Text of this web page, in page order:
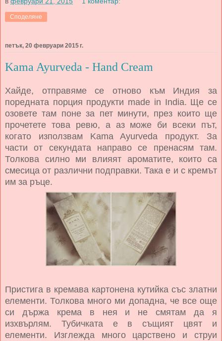
Споделяне
петък, 20 февруари 2015 г.
Kama Ayurveda - Hand Cream
Хайде, отправяме се отново към Индия за
поредната порция продукти made in India. Ще се
озовете там поне за пет минути, през които ще
прочетете това ревю, а аз може би всеки път,
когато използвам Kama Ayurveda продукт. За
части от секундата направо се пренасям там.
Толкова силно ми влияят ароматите, които са
смесица от различни подправки. Така е и с кремът
им за ръце.
Пристига в кремава картонена кутийка със златни
елементи. Толкова много ми допадна, че все още
си държа крема в нея и не смятам да я
изхвърлям. Тубичката е в същият цвят и
елементи. Изглежда много царствено и струи